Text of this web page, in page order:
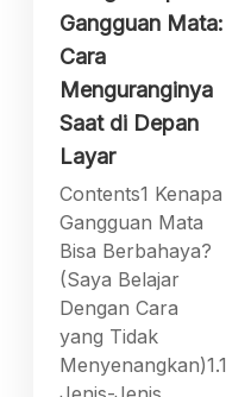
Gangguan Mata:
Cara
Menguranginya
Saat di Depan
Layar
Contents1 Kenapa
Gangguan Mata
Bisa Berbahaya?
(Saya Belajar
Dengan Cara
yang Tidak
Menyenangkan)1.1